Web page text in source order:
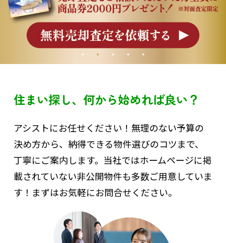
住まい探し、何から始めれば良い？
アシストにお任せください！無理のない予算の
決め方から、納得できる物件選びのコツまで、
丁寧にご案内します。 当社ではホームページに掲
載されていない非公開物件も多数ご用意していま
す！まずはお気軽にお問合せください。